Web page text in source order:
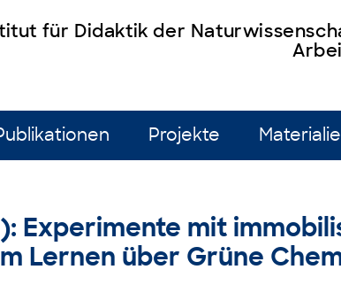
für Didaktik der
Projekte
Experimente mit
Lernen über Grüne